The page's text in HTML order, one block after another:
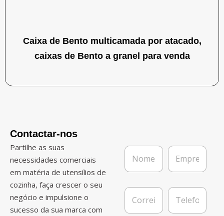
Caixa de Bento multicamada por atacado,
caixas de Bento a granel para venda
Contactar-nos
Partilhe as suas
necessidades comerciais
em matéria de utensílios de
cozinha, faça crescer o seu
negócio e impulsione o
sucesso da sua marca com
N
m
*
E
p
e
C
r
T
l